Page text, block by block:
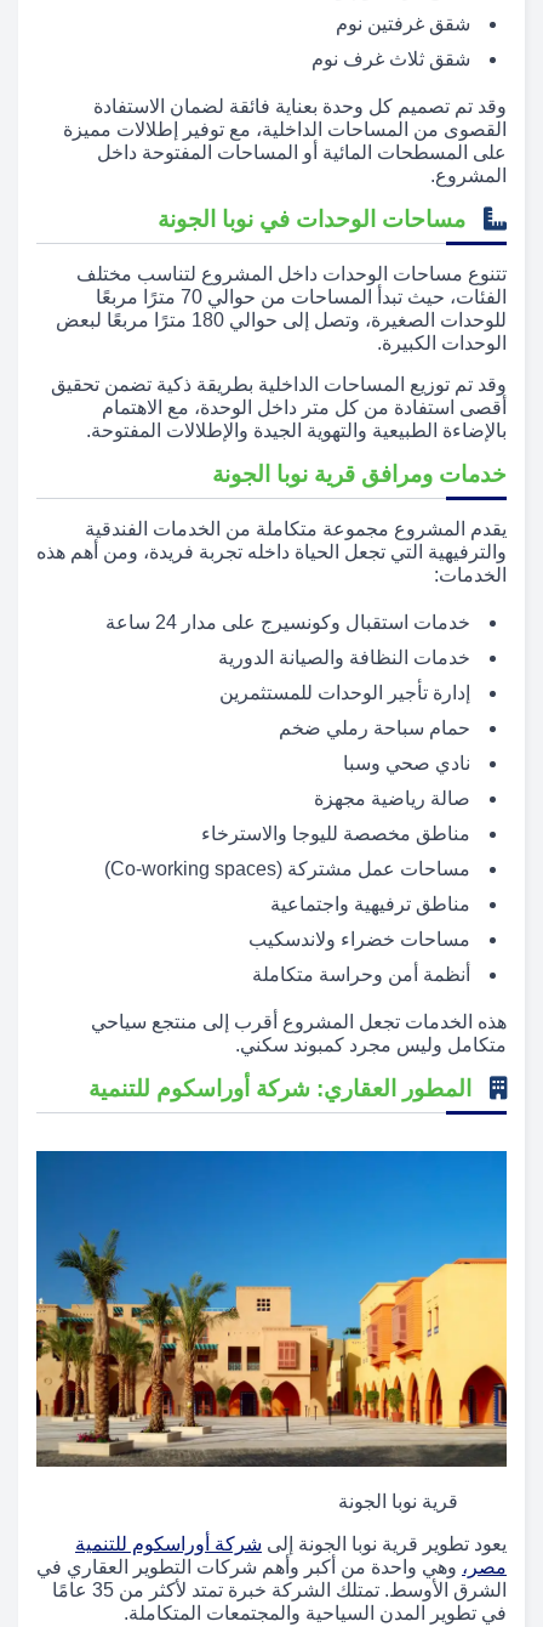
شقق غرفتين نوم
شقق ثلاث غرف نوم
وقد تم تصميم كل وحدة بعناية فائقة لضمان الاستفادة
القصوى من المساحات الداخلية، مع توفير إطلالات مميزة
على المسطحات المائية أو المساحات المفتوحة داخل
المشروع.
مساحات الوحدات في نوبا الجونة
تتنوع مساحات الوحدات داخل المشروع لتناسب مختلف
الفئات، حيث تبدأ المساحات من حوالي 70 مترًا مربعًا
للوحدات الصغيرة، وتصل إلى حوالي 180 مترًا مربعًا لبعض
الوحدات الكبيرة.
وقد تم توزيع المساحات الداخلية بطريقة ذكية تضمن تحقيق
أقصى استفادة من كل متر داخل الوحدة، مع الاهتمام
بالإضاءة الطبيعية والتهوية الجيدة والإطلالات المفتوحة.
خدمات ومرافق قرية نوبا الجونة
يقدم المشروع مجموعة متكاملة من الخدمات الفندقية
والترفيهية التي تجعل الحياة داخله تجربة فريدة، ومن أهم هذه
الخدمات:
خدمات استقبال وكونسيرج على مدار 24 ساعة
خدمات النظافة والصيانة الدورية
إدارة تأجير الوحدات للمستثمرين
حمام سباحة رملي ضخم
نادي صحي وسبا
صالة رياضية مجهزة
مناطق مخصصة لليوجا والاسترخاء
مساحات عمل مشتركة (Co-working spaces)
مناطق ترفيهية واجتماعية
مساحات خضراء ولاندسكيب
أنظمة أمن وحراسة متكاملة
هذه الخدمات تجعل المشروع أقرب إلى منتجع سياحي
متكامل وليس مجرد كمبوند سكني.
المطور العقاري: شركة أوراسكوم للتنمية
قرية نوبا الجونة
يعود تطوير قرية نوبا الجونة إلى شركة أوراسكوم للتنمية
مصر، وهي واحدة من أكبر وأهم شركات التطوير العقاري في
الشرق الأوسط. تمتلك الشركة خبرة تمتد لأكثر من 35 عامًا
في تطوير المدن السياحية والمجتمعات المتكاملة.